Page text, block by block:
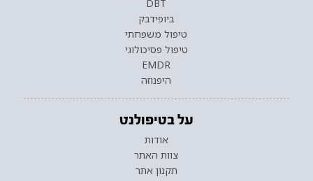
DBT
ביופידבק
טיפול משפחתי
טיפול פסיכולוגי
EMDR
היפנוזה
על בטיפולנט
אודות
צוות האתר
תקנון אתר